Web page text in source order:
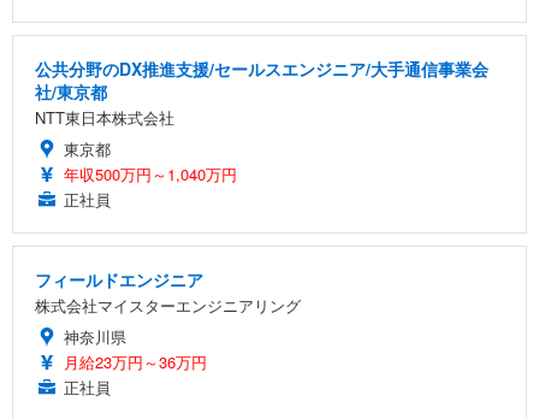
公共分野のDX推進支援/セールスエンジニア/大手通信事業会
社/東京都
NTT東日本株式会社
東京都
年収500万円～1,040万円
正社員
フィールドエンジニア
株式会社マイスターエンジニアリング
神奈川県
月給23万円～36万円
正社員